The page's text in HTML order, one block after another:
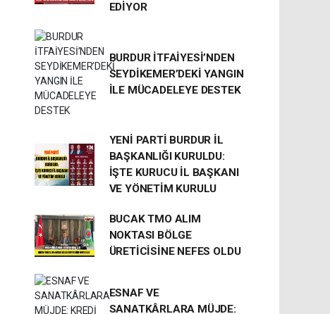
EDİYOR
BURDUR İTFAİYESİ’NDEN
SEYDİKEMER’DEKİ YANGIN
İLE MÜCADELEYE DESTEK
YENİ PARTİ BURDUR İL
BAŞKANLIĞI KURULDU:
İŞTE KURUCU İL BAŞKANI
VE YÖNETİM KURULU
BUCAK TMO ALIM
NOKTASI BÖLGE
ÜRETİCİSİNE NEFES OLDU
ESNAF VE
SANATKÂRLARA MÜJDE: